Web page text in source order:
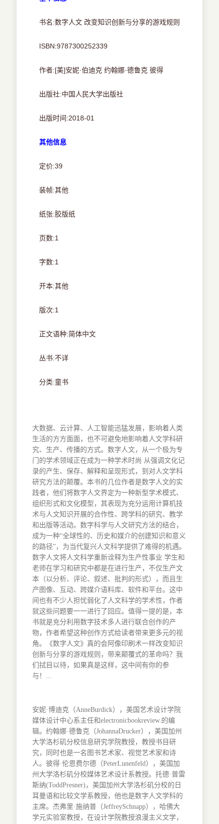
书名:数字人文 改变知识创新与分享的游戏规则
ISBN:9787300252339
作者:[美]安妮·伯迪克 约翰娜·德鲁克 彼得
出版社:中国人民大学出版社
出版时间:2018-01
其他信息
定价:39
装帧:其他
纸张:胶版纸
页数:1
字数:1
开本:其他
版次:1
正文语种:简体中文
丛书:不详
分类:童书
大数据、云计算、人工智能迅猛发展，影响着人类
生活的方方面面，也不可避免地影响着人文学科研
究、生产、传播的方式。数字人文，从一个极为专
门的学术领域正在成为一种学术时尚 从强调文化记
录的产生、保存、解释和呈现形式，到对人文学科
研究方法的颠覆。本书的几位作者是数字人文的实
践者，他们将数字人文界定为一种新型学术模式、
组织形式和文化模型，其表现为充分运用计算机技
术与人文知识开展的合作性、跨学科的研究、教学
和出版等活动。数字科学与人文研究方法的结合，
成为一种“全球性的、历史和媒介的创建知识和意义
的路径”，为当代复兴人文科学提供了难得的机遇。
数字人文将人文科学重新诠释为生产性事业 学生和
老师在学习和研究中都是在进行生产，不仅生产文
本（以分析、评论、叙述、批判的形式），而且生
产图像、互动、跨媒介语料库、软件和平台。这中
间也有不少人担忧弱化了人文科学的学术性，作者
就这些问题要一一进行了回应。值得一提的是，本
书就是充分利用数字技术多人进行联合创作的产
物，作者希望这种创作方式给读者带来更多元的视
角。《数字人文》真的会阿像印刷术一样改变知识
创新与分享的游戏规则，带来颠覆式的革命吗？我
们拭目以待，如果真是这样，这中间有你的参
与！...
安妮·博迪克（AnneBurdick），美国艺术设计学院
媒体设计中心系主任和electronicbookreview.的编
辑。约翰娜·德鲁克（JohannaDrucker），美国加州
大学洛杉矶分校信息研究学院教授，教授书目研
究，同时也是一名图书艺术家、视觉艺术家和诗
人。彼得·伦恩费尔德（PeterLunenfeld），美国加
州大学洛杉矶分校媒体艺术设计系教授。托德·普雷
斯纳(ToddPresner)，美国加州大学洛杉矶分校的日
耳曼语和比较文学系教授，他也是数字人文学科的
主席。杰弗里·施纳普（JeffreySchnapp），哈佛大
学元实验室教授，在设计学院教授浪漫主义文学，